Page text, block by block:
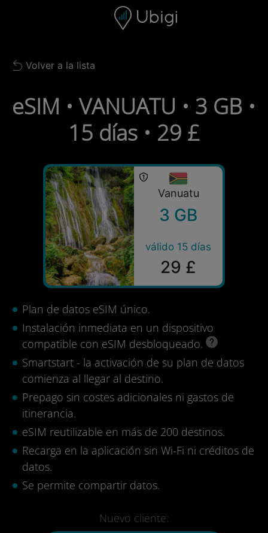
Barra de navegación
Back to list
Volver a la lista
eSIM • VANUATU • 3 GB •
15 días • 29 £
Vanuatu
3 GB
válido 15 días
29 £
Plan de datos eSIM único.
Instalación inmediata en un dispositivo
compatible con eSIM desbloqueado.
Smartstart - la activación de su plan de datos
comienza al llegar al destino.
Prepago sin costes adicionales ni gastos de
itinerancia.
eSIM reutilizable en más de 200 destinos.
Recarga en la aplicación sin Wi-Fi ni créditos de
datos.
Se permite compartir datos.
Nuevo cliente: